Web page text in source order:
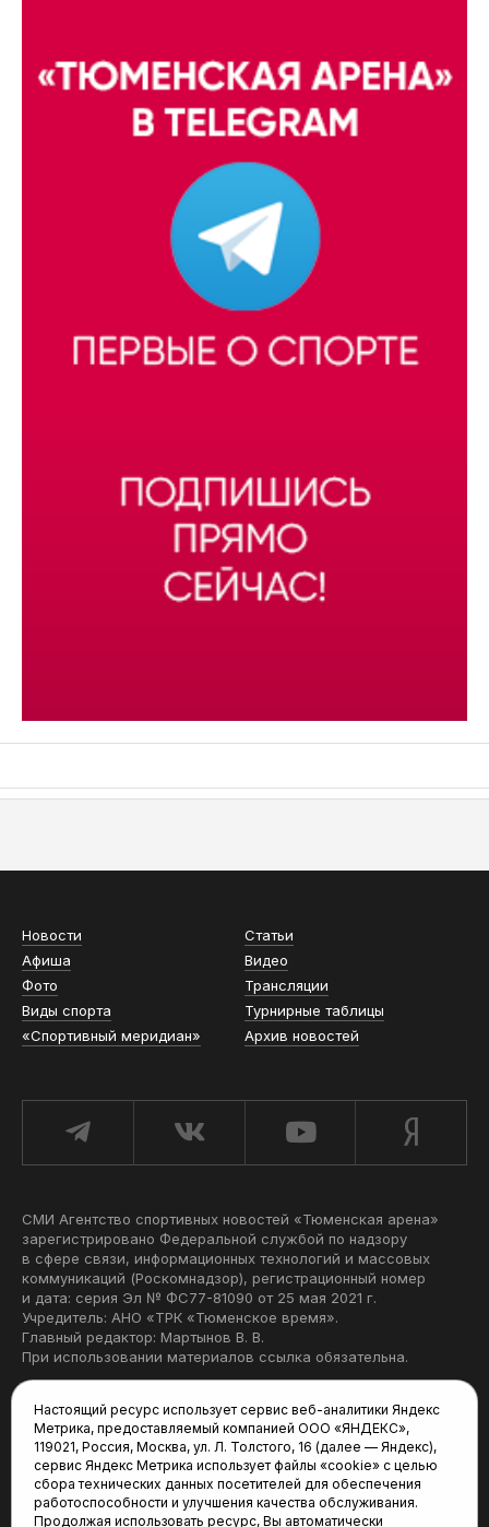
Новости
Статьи
Афиша
Видео
Фото
Трансляции
Виды спорта
Турнирные таблицы
«Спортивный меридиан»
Архив новостей
СМИ Агентство спортивных новостей «Тюменская арена»
зарегистрировано Федеральной службой по надзору
в сфере связи, информационных технологий и массовых
коммуникаций (Роскомнадзор), регистрационный номер
и дата: серия Эл № ФС77-81090 от 25 мая 2021 г.
Учредитель: АНО «ТРК «Тюменское время».
Главный редактор: Мартынов В. В.
При использовании материалов ссылка обязательна.
Редакция:
625035, Тюмень, пр. Геологоразведчиков, 28А
(3452) 68-22-28
tum-arena@mail.ru
Настоящий ресурс использует сервис веб-аналитики Яндекс
Метрика, предоставляемый компанией ООО «ЯНДЕКС»,
119021, Россия, Москва, ул. Л. Толстого, 16 (далее — Яндекс),
сервис Яндекс Метрика использует файлы «cookie» с целью
сбора технических данных посетителей для обеспечения
работоспособности и улучшения качества обслуживания.
Продолжая использовать ресурс, Вы автоматически